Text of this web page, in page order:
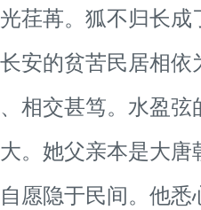
苒。狐不归长成
安的贫苦民居相
相交甚笃。水盈
。她父亲本是大
愿隐于民间。他